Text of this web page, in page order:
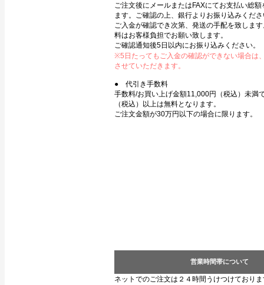
ご注文後にメールまたはFAXにてお支払い総
ます。ご確認の上、銀行よりお振り込みくだ
ご入金が確認でき次第、発送の手配を致しま
料はお客様負担でお願い致します。
ご確認通知後5日以内にお振り込みください。
※5日たってもご入金の確認ができない場合は
させていただきます。
● 代引き手数料
手数料/お買い上げ金額11,000円（税込）未満
（税込）以上は無料となります。
ご注文金額が30万円以下の場合に限ります。
営業時間帯について
ネットでのご注文は２４時間うけつけており